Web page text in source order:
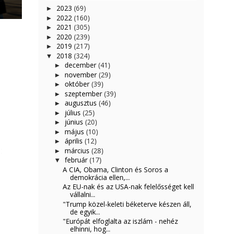
► 2023 (69)
► 2022 (160)
► 2021 (305)
► 2020 (239)
► 2019 (217)
▼ 2018 (324)
► december (41)
► november (29)
► október (39)
► szeptember (39)
► augusztus (46)
► július (25)
► június (20)
► május (10)
► április (12)
► március (28)
▼ február (17)
A CIA, Obama, Clinton és Soros a
demokrácia ellen,...
Az EU-nak és az USA-nak felelősséget kell
vállalni...
"Trump közel-keleti béketerve készen áll,
de egyik...
"Európát elfoglalta az iszlám - nehéz
elhinni, hog...